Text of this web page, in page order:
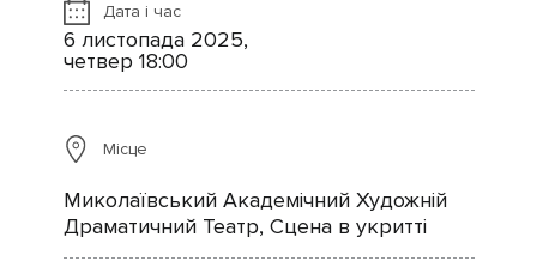
Дата і час
6 листопада 2025,
четвер 18:00
Місце
Миколаївський Академічний Художній
Драматичний Театр, Сцена в укритті